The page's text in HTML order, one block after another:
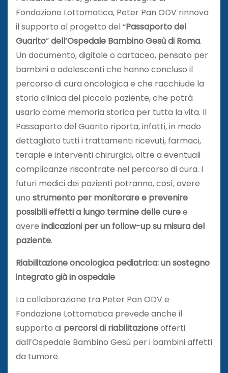
Fondazione Lottomatica, Peter Pan ODV rinnova
il supporto al progetto del “Passaporto del
Guarito”dell’Ospedale Bambino Gesù di Roma.
Un documento, digitale o cartaceo, pensato per
bambini e adolescenti che hanno concluso il
percorso di cura oncologica e che racchiude la
storia clinica del piccolo paziente, che potrà
usarlo come memoria storica per tutta la vita. Il
Passaporto del Guarito riporta, infatti, in modo
dettagliato tutti i trattamenti ricevuti, farmaci,
terapie e interventi chirurgici, oltre a eventuali
complicanze riscontrate nel percorso di cura. I
futuri medici dei pazienti potranno, così, avere
uno strumento per monitorare e prevenire
possibili effetti a lungo termine delle curee
avere indicazioni per un follow-up su misura del
paziente.
Riabilitazione oncologica pediatrica: un sostegno
integrato già in ospedale
La collaborazione tra Peter Pan ODV e
Fondazione Lottomatica prevede anche il
supporto ai percorsi di riabilitazioneofferti
dall’Ospedale Bambino Gesù per i bambini affetti
da tumore.